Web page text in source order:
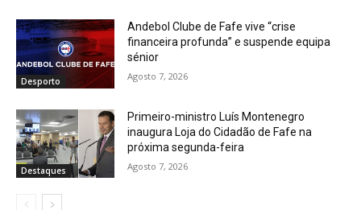
Desporto
Andebol Clube de Fafe vive “crise
financeira profunda” e suspende equipa
sénior
Agosto 7, 2026
Destaques
Primeiro-ministro Luís Montenegro
inaugura Loja do Cidadão de Fafe na
próxima segunda-feira
Agosto 7, 2026